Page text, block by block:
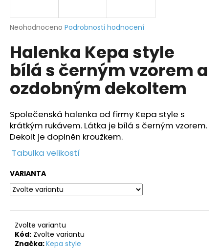
Průměrné
produktu
je
0,0
5
hvězdiček.
Neohodnoceno Podrobnosti hodnocení
Halenka Kepa style
bílá s černým vzorem a
ozdobným dekoltem
Společenská halenka od firmy Kepa style s
krátkým rukávem. Látka je bílá s černým vzorem.
Dekolt je doplněn kroužkem.
Tabulka velikostí
VARIANTA
Zvolte variantu
Kód: Zvolte variantu
Značka:Kepa style
j
t
?
HLEDAT
D
p
o
r
u
č
u